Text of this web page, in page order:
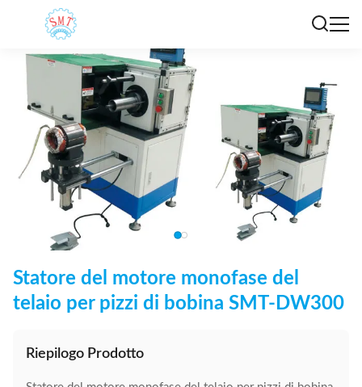
Statore del motore monofase del
telaio per pizzi di bobina SMT-DW300
Riepilogo Prodotto